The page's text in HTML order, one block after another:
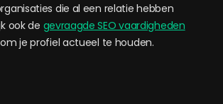
die al een relatie hebben
ook de gevraagde SEO vaardigheden
je profiel actueel te houden.